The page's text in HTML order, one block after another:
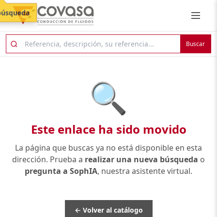
Buscar
🔍
Este enlace ha sido movido
La página que buscas ya no está disponible en esta
dirección. Prueba a realizar una nueva búsqueda o
pregunta a SophIA, nuestra asistente virtual.
← Volver al catálogo